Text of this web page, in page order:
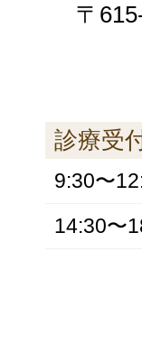
〒
診療受
9:30〜
14:30〜